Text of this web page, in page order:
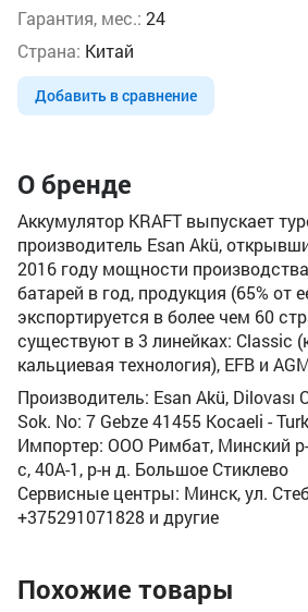
Гарантия, мес.: 24
Страна: Китай
Добавить в сравнение
О бренде
Аккумулятор KRAFT выпускает
производитель Esan Akü,
2016 году мощности
батарей в год, продукция (65% от
экспортируется в более чем 60
существуют в 3 линейках: Classic
кальциевая технология), EFB и
Производитель: Esan Akü, Dilovası
Sok. No: 7 Gebze 41455 Kocaeli -
Импортер: ООО Римбат, Минский
с, 40А-1, р-н д. Большое Стиклево
Сервисные центры: Минск, ул.
+375291071828 и другие
Похожие товары